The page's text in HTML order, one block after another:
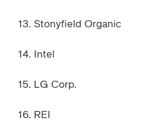
13. Stonyfield Organic
14. Intel
15. LG Corp.
16. REI